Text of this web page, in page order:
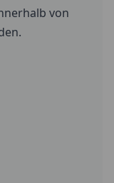
von